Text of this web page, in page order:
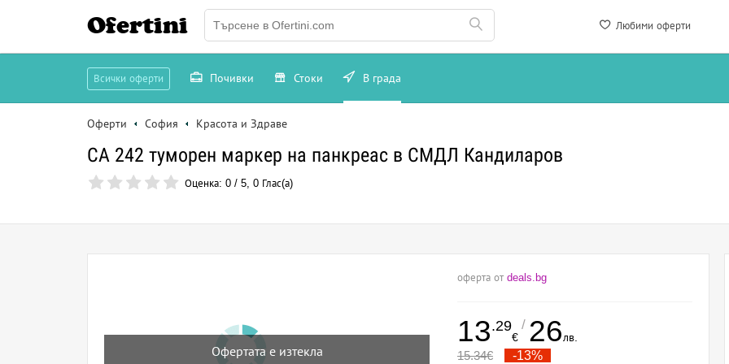
Любими оферти
Ofertini
Всички оферти Почивки Стоки В града
Оферти София Красота и Здраве
CA 242 туморен маркер на панкреас в СМДЛ Кандиларов
Оценка: 0 / 5, 0 Глас(а)
Офертата е изтекла
оферта от deals.bg
13.29
€
/ 26лв.
15.34€ -13%